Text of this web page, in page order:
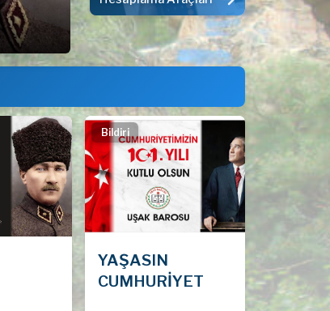
YAŞASIN CUMHURİYET
Bildiri
YAŞASIN
CUMHURİYET